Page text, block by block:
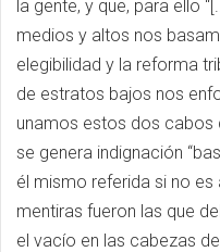
la gente, y que, para ello
medios y altos nos
elegibilidad y la reforma
de estratos bajos nos
unamos estos dos cabos
se genera indignación
él mismo referida si no
mentiras fueron las que
el vacío en las cabezas